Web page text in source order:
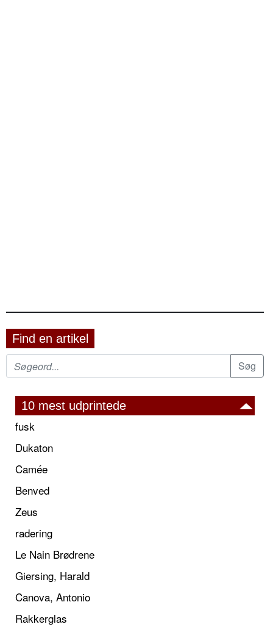
Find en artikel
10 mest udprintede
fusk
Dukaton
Camée
Benved
Zeus
radering
Le Nain Brødrene
Giersing, Harald
Canova, Antonio
Rakkerglas